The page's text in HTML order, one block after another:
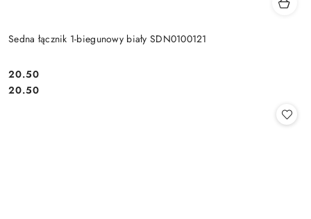
Sedna łącznik 1-biegunowy biały SDN0100121
Cena:
20.50
Cena:
20.50